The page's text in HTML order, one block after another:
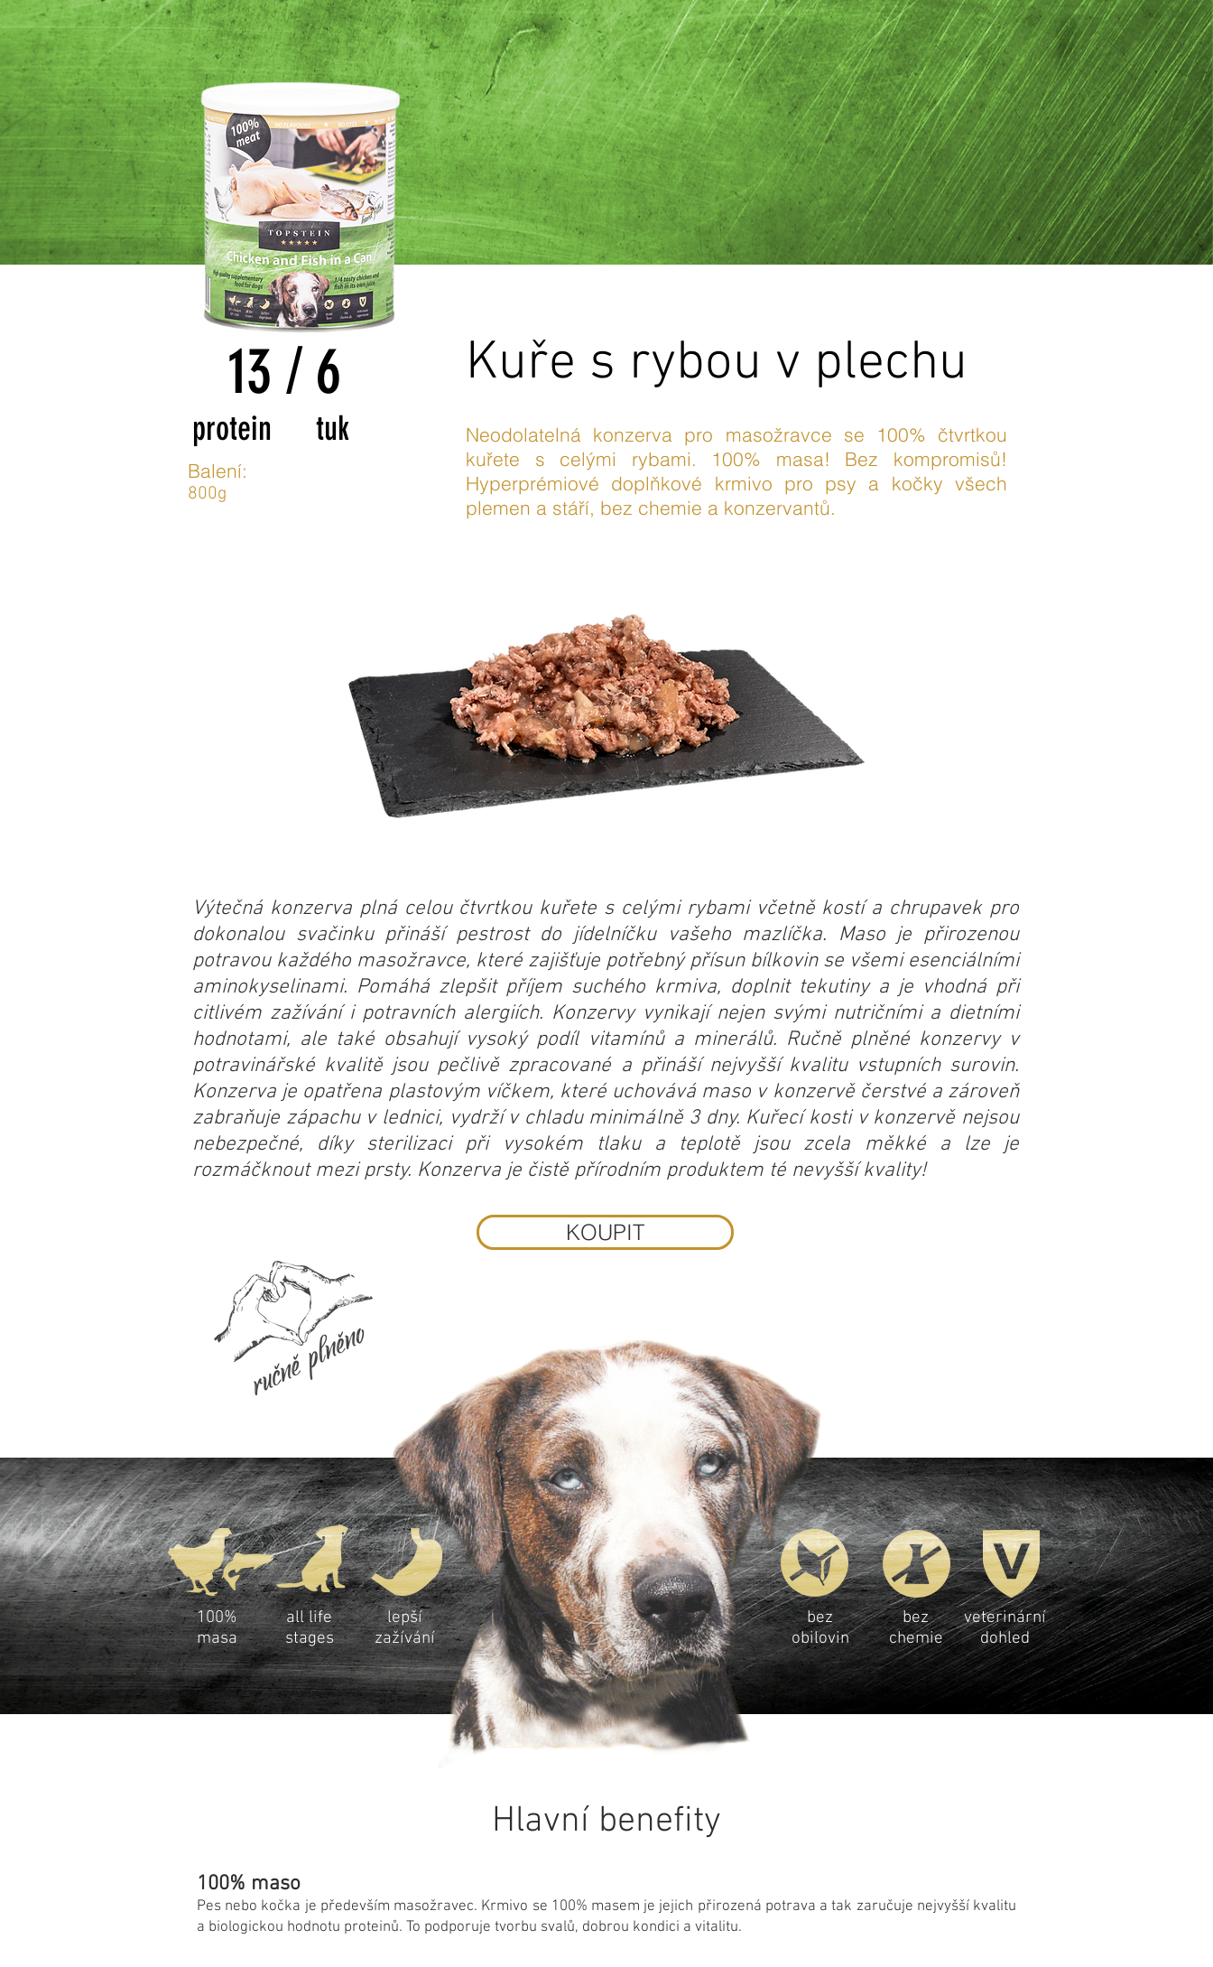
Kuře s rybou v plechu
Neodolatelná konzerva pro masožravce se 100% čtvrtkou
kuřete s celými rybami. 100% masa! Bez kompromisů!
Hyperprémiové doplňkové krmivo pro psy a kočky všech
plemen a stáří, bez chemie a konzervantů.
13 / 6
protein tuk
Balení:
800g
Výtečná konzerva plná celou čtvrtkou kuřete s celými rybami včetně kostí a chrupavek pro
dokonalou svačinku přináší pestrost do jídelníčku vašeho mazlíčka. Maso je přirozenou
potravou každého masožravce, které zajišťuje potřebný přísun bílkovin se všemi esenciálními
aminokyselinami. Pomáhá zlepšit příjem suchého krmiva, doplnit tekutiny a je vhodná při
citlivém zažívání i potravních alergiích. Konzervy vynikají nejen svými nutričními a dietními
hodnotami, ale také obsahují vysoký podíl vitamínů a minerálů. Ručně plněné konzervy v
potravinářské kvalitě jsou pečlivě zpracované a přináší nejvyšší kvalitu vstupních surovin.
Konzerva je opatřena plastovým víčkem, které uchovává maso v konzervě čerstvé a zároveň
zabraňuje zápachu v lednici, vydrží v chladu minimálně 3 dny. Kuřecí kosti v konzervě nejsou
nebezpečné, díky sterilizaci při vysokém tlaku a teplotě jsou zcela měkké a lze je
rozmáčknout mezi prsty. Konzerva je čistě přírodním produktem té nevyšší kvality!
KOUPIT
100%
masa
all life
stages
lepší
zažívání
bez
obilovin
bez
chemie
veterinární
dohled
Hlavní benefity
100% maso
Pes nebo kočka je především masožravec. Krmivo se 100% masem je jejich přirozená potrava a tak zaručuje nejvyšší kvalitu
a biologickou hodnotu proteinů. To podporuje tvorbu svalů, dobrou kondici a vitalitu.